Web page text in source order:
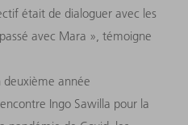
était de dialoguer avec les
avec Mara », témoigne
année
Ingo Sawilla pour la